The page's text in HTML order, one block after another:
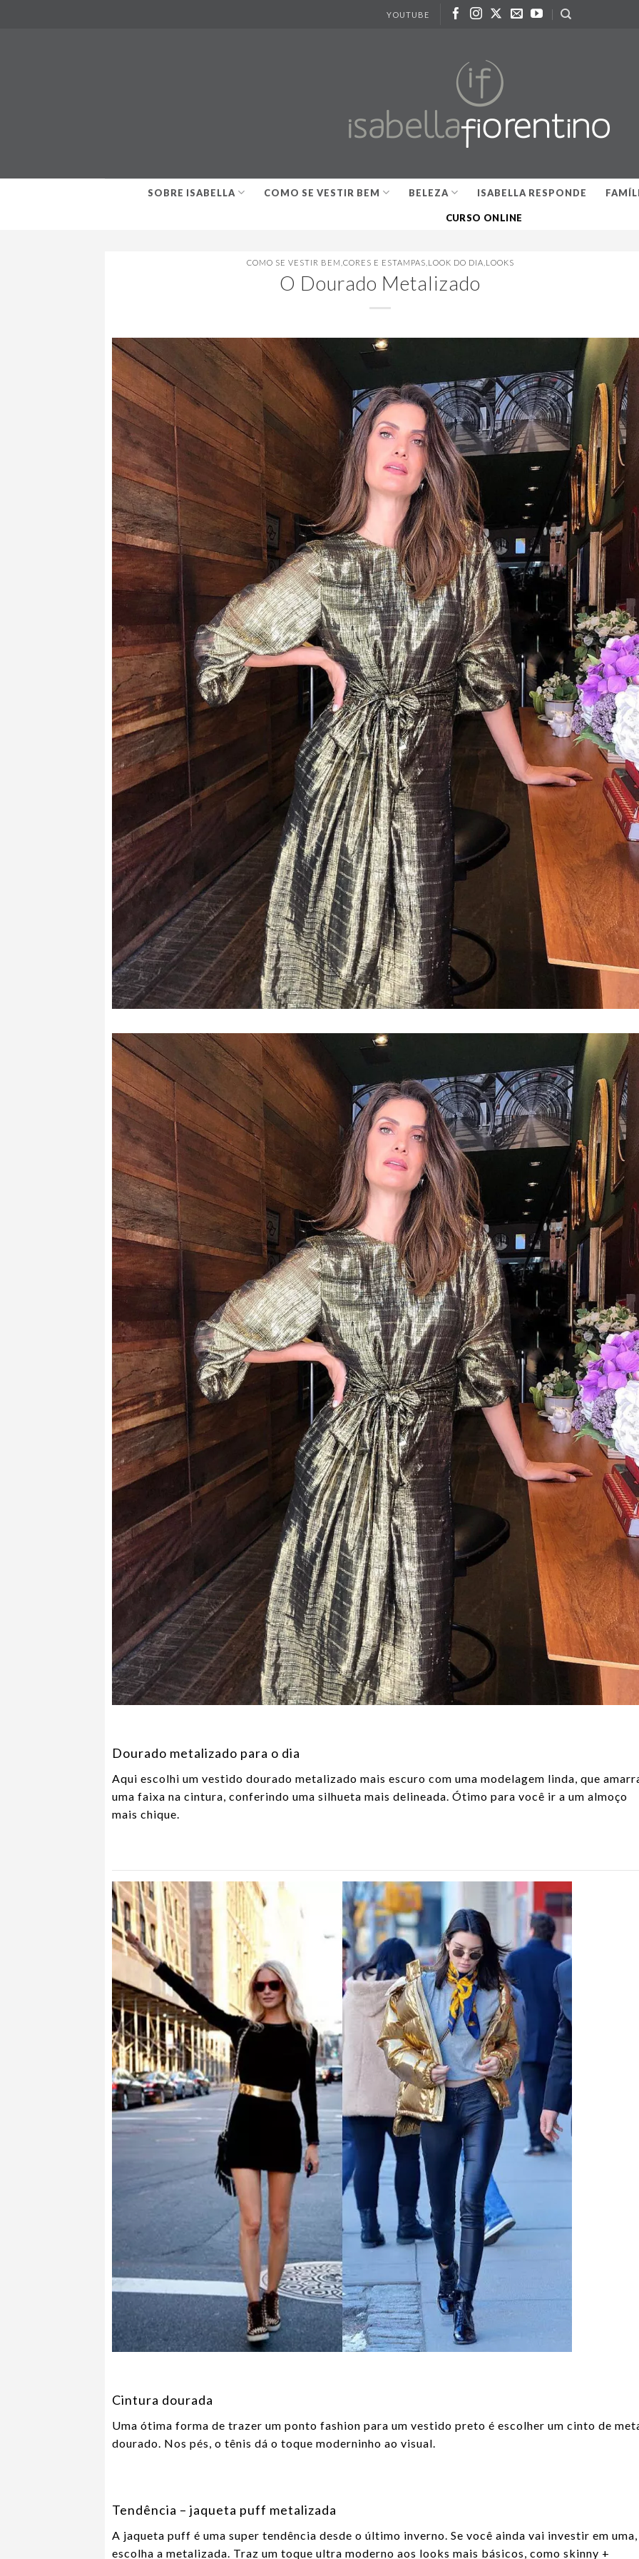
YOUTUBE
SOBRE ISABELLA COMO SE VESTIR BEM BELEZA ISABELLA RESPONDE
CURSO ONLINE
COMO SE VESTIR BEM CORES E ESTAMPAS LOOK DO DIA LOOKS
O Dourado Metalizado
Dourado metalizado para o dia
Aqui escolhi um vestido dourado metalizado mais escuro com uma modelagem linda, que
uma faixa na cintura, conferindo uma silhueta mais delineada. Ótimo para você ir a um almoço
mais chique.
Cintura dourada
Uma ótima forma de trazer um ponto fashion para um vestido preto é escolher um cinto de
dourado. Nos pés, o tênis dá o toque moderninho ao visual.
Tendência – jaqueta puff metalizada
A jaqueta puff é uma super tendência desde o último inverno. Se você ainda vai investir em uma,
escolha a metalizada. Traz um toque ultra moderno aos looks mais básicos, como skinny +